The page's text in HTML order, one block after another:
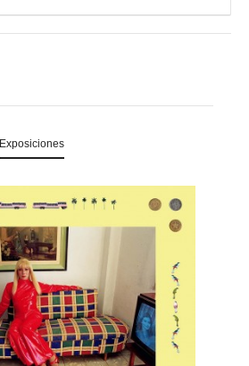
Exposiciones